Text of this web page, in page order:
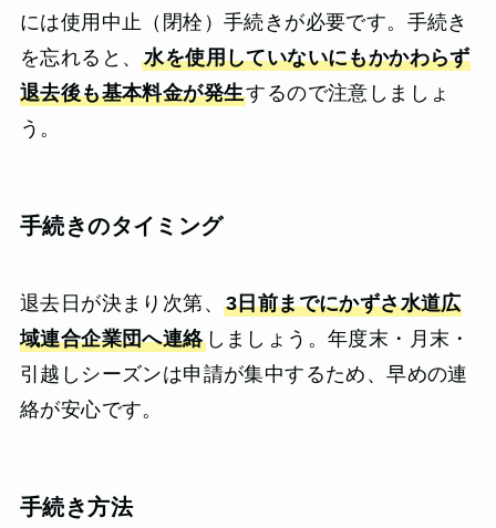
には使用中止（閉栓）手続きが必要です。手続き
を忘れると、水を使用していないにもかかわらず
退去後も基本料金が発生するので注意しましょ
う。
手続きのタイミング
退去日が決まり次第、 3日前までにかずさ水道広
域連合企業団へ連絡しましょう。年度末・月末・
引越しシーズンは申請が集中するため、早めの連
絡が安心です。
手続き方法